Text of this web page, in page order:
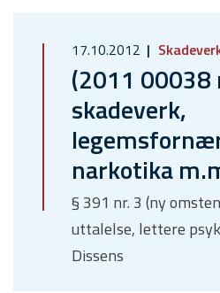
17.10.2012
(2011 00038
skadeverk,
narkotika
§ 391 nr. 3 (ny
uttalelse, lettere
Dissens